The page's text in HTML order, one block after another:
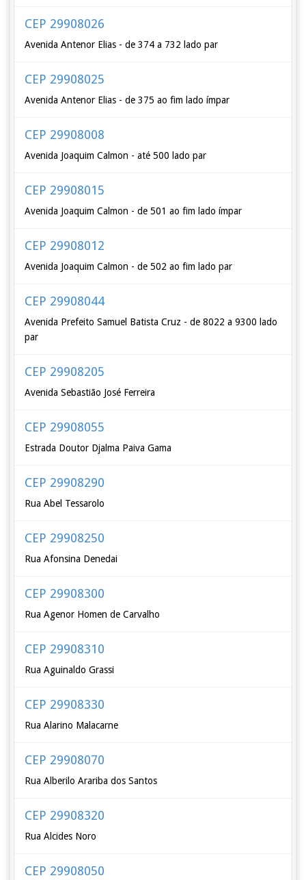
CEP 29908026
Avenida Antenor Elias - de 374 a 732 lado par
CEP 29908025
Avenida Antenor Elias - de 375 ao fim lado ímpar
CEP 29908008
Avenida Joaquim Calmon - até 500 lado par
CEP 29908015
Avenida Joaquim Calmon - de 501 ao fim lado ímpar
CEP 29908012
Avenida Joaquim Calmon - de 502 ao fim lado par
CEP 29908044
Avenida Prefeito Samuel Batista Cruz - de 8022 a 9300 lado
par
CEP 29908205
Avenida Sebastião José Ferreira
CEP 29908055
Estrada Doutor Djalma Paiva Gama
CEP 29908290
Rua Abel Tessarolo
CEP 29908250
Rua Afonsina Denedai
CEP 29908300
Rua Agenor Homen de Carvalho
CEP 29908310
Rua Aguinaldo Grassi
CEP 29908330
Rua Alarino Malacarne
CEP 29908070
Rua Alberilo Arariba dos Santos
CEP 29908320
Rua Alcides Noro
CEP 29908050